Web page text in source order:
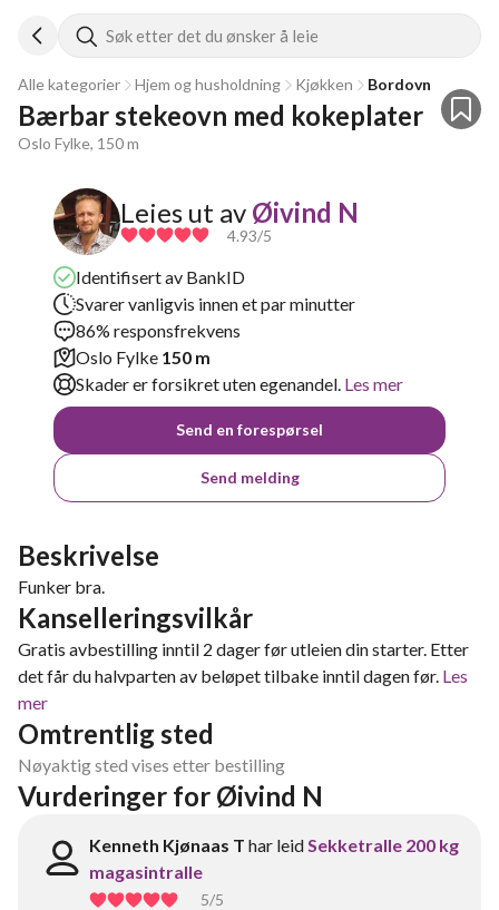
Søk etter det du ønsker å leie
Alle kategorier Hjem og husholdning Kjøkken Bordovn
Bærbar stekeovn med kokeplater
Oslo Fylke, 150 m
Leies ut av Øivind N
4.93/5
Identifisert av BankID
Svarer vanligvis innen et par minutter
86% responsfrekvens
Oslo Fylke 150 m
Skader er forsikret uten egenandel. Les mer
Send en forespørsel
Send melding
Beskrivelse
Funker bra.
Kanselleringsvilkår
Gratis avbestilling inntil 2 dager før utleien din starter. Etter
det får du halvparten av beløpet tilbake inntil dagen før. Les
mer
Omtrentlig sted
Nøyaktig sted vises etter bestilling
Vurderinger for Øivind N
Kenneth Kjønaas T har leidSekketralle 200 kg
magasintralle
5/5